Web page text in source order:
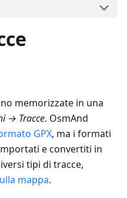
memorizzate in una
→ Tracce. OsmAnd
GPX, ma i formati
e convertiti in
tipi di tracce,
mappa.